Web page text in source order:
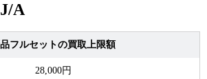
A
フルセットの買取上限額
28,000円